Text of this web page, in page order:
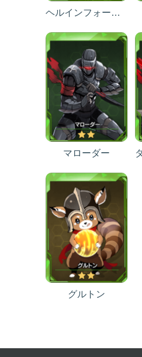
ヘルインフォーサー
マローダー
グルトン